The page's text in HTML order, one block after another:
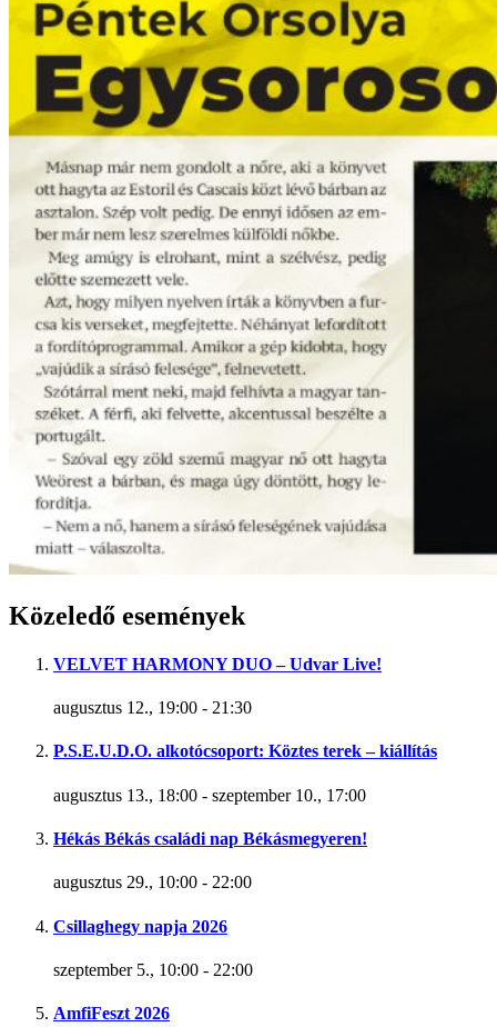
Közeledő események
VELVET HARMONY DUO – Udvar Live!
augusztus 12., 19:00 - 21:30
P.S.E.U.D.O. alkotócsoport: Köztes terek – kiállítás
augusztus 13., 18:00 - szeptember 10., 17:00
Hékás Békás családi nap Békásmegyeren!
augusztus 29., 10:00 - 22:00
Csillaghegy napja 2026
szeptember 5., 10:00 - 22:00
AmfiFeszt 2026